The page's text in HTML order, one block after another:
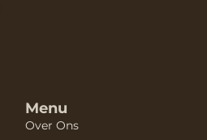
Menu
Over Ons